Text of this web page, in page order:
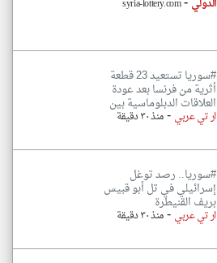
الدولي syria-lottery.com
#سوريا تستعيد 23 قطعة
أثرية من فرنسا بعد عودة
العلاقات الدبلوماسية بين
ار تي عربي -منذ ٣٠ دقيقة
#سوريا.. رصد توغل
إسرائيلي في تل أبو قبيس
بريف القنيطرة
ار تي عربي-منذ ٣٠ دقيقة